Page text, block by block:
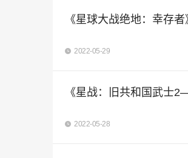
《星球大战绝地：幸存
2022-05-29
《星战：旧共和国武士
2022-05-28